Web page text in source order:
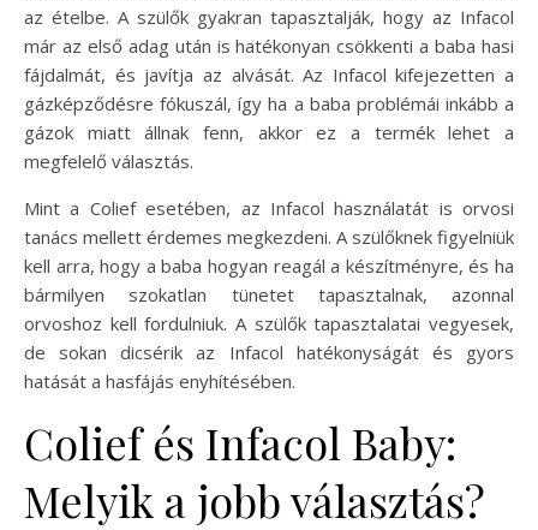
az ételbe. A szülők gyakran tapasztalják, hogy az Infacol
már az első adag után is hatékonyan csökkenti a baba hasi
fájdalmát, és javítja az alvását. Az Infacol kifejezetten a
gázképződésre fókuszál, így ha a baba problémái inkább a
gázok miatt állnak fenn, akkor ez a termék lehet a
megfelelő választás.
Mint a Colief esetében, az Infacol használatát is orvosi
tanács mellett érdemes megkezdeni. A szülőknek figyelniük
kell arra, hogy a baba hogyan reagál a készítményre, és ha
bármilyen szokatlan tünetet tapasztalnak, azonnal
orvoshoz kell fordulniuk. A szülők tapasztalatai vegyesek,
de sokan dicsérik az Infacol hatékonyságát és gyors
hatását a hasfájás enyhítésében.
Colief és Infacol Baby:
Melyik a jobb választás?